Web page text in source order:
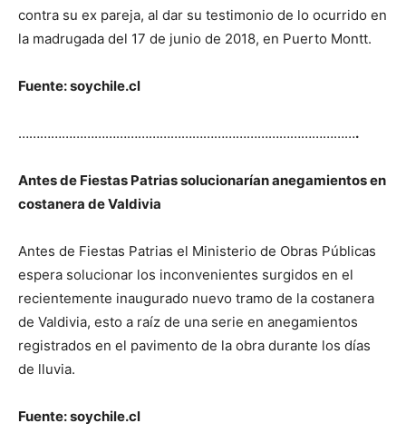
contra su ex pareja, al dar su testimonio de lo ocurrido en
la madrugada del 17 de junio de 2018, en Puerto Montt.
Fuente: soychile.cl
………………………………………………………………………………….
Antes de Fiestas Patrias solucionarían anegamientos en
costanera de Valdivia
Antes de Fiestas Patrias el Ministerio de Obras Públicas
espera solucionar los inconvenientes surgidos en el
recientemente inaugurado nuevo tramo de la costanera
de Valdivia, esto a raíz de una serie en anegamientos
registrados en el pavimento de la obra durante los días
de lluvia.
Fuente: soychile.cl